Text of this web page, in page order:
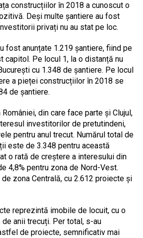
construcțiilor în 2018 a cunoscut o
Deși multe șantiere au fost
privați nu au stat pe loc.
fost anunțate 1.219 șantiere, fiind pe
capitol. Pe locul 1, la o distanță nu
cu 1.348 de șantiere. Pe locul
a pieței construcțiilor în 2018 se
de șantiere.
din care face parte și Clujul,
investitorilor de pretutindeni,
pentru anul trecut. Numărul total de
este de 3.348 pentru această
o rată de creștere a interesului din
4,8% pentru zona de Nord-Vest.
zona Centrală, cu 2.612 proiecte și
reprezintă imobile de locuit, cu o
anii trecuți. Per total, s-au
de proiecte, semnificativ mai